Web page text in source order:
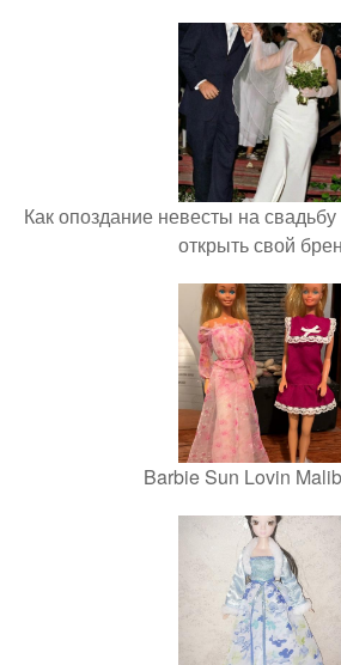
Как опоздание невесты на
открыть свой
Barbie Sun Lovin